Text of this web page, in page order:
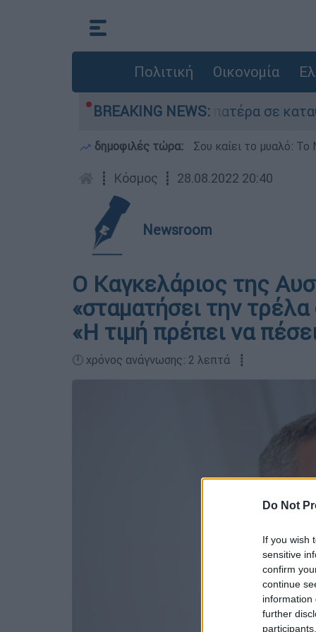
Do Not
If you wish
sensitive
confirm
continue
information
further
Πολιτική Οικονομία
BREAKING NEWS:
που είχε τον νεκρό του πατέρα σε
δημοφιλές τώρα: Σου καίει το μυαλό:
┋ Κόσμος ┋ 28.08.2022 20:40
Newsroom
Ο Καγκελάριος της
«σταματήσει την
«Η τιμή πρέπει να
🕛 χρόνος ανάγνωσης: 2 λεπτά ┋